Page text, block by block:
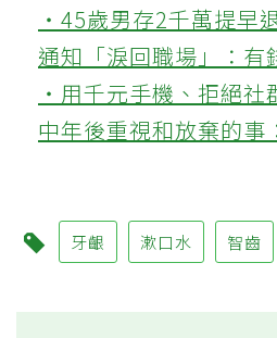
‧45歲男存2千萬提早
通知「淚回職場」：有
‧用千元手機、拒絕社
中年後重視和放棄的事
牙齦 漱口水 智齒